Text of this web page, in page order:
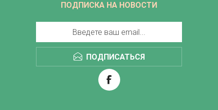
ПОДПИСКА НА НОВОСТИ
ПОДПИСАТЬСЯ